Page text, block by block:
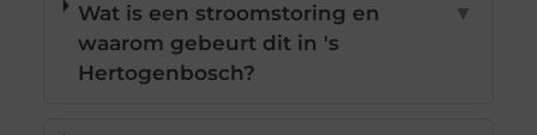
Wat is een stroomstoring en
waarom gebeurt dit in 's
Hertogenbosch?
▼